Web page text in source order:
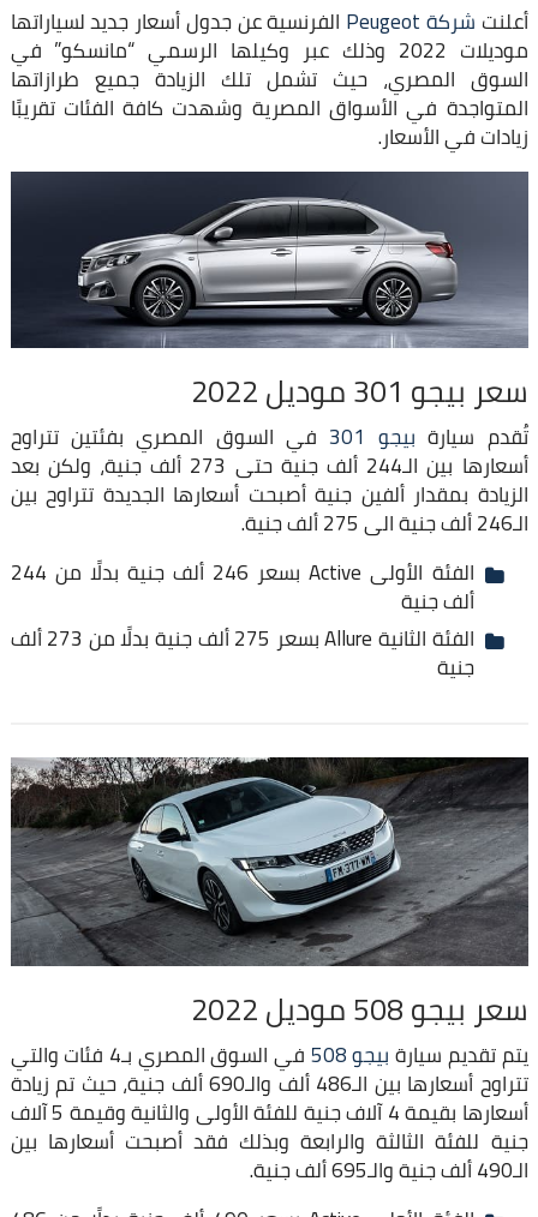
أعلنت شركة Peugeot الفرنسية عن جدول أسعار جديد لسياراتها
موديلات 2022 وذلك عبر وكيلها الرسمي “مانسكو” في
السوق المصري، حيث تشمل تلك الزيادة جميع طرازاتها
المتواجدة في الأسواق المصرية وشهدت كافة الفئات تقريبًا
زيادات في الأسعار.
سعر بيجو 301 موديل 2022
تُقدم سيارة بيجو 301 في السوق المصري بفئتين تتراوح
أسعارها بين الـ244 ألف جنية حتى 273 ألف جنية، ولكن بعد
الزيادة بمقدار ألفين جنية أصبحت أسعارها الجديدة تتراوح بين
الـ246 ألف جنية الى 275 ألف جنية.
الفئة الأولى Active بسعر 246 ألف جنية بدلًا من 244
ألف جنية
الفئة الثانية Allure بسعر 275 ألف جنية بدلًا من 273 ألف
جنية
سعر بيجو 508 موديل 2022
يتم تقديم سيارةبيجو 508 في السوق المصري بـ4 فئات والتي
تتراوح أسعارها بين الـ486 ألف والـ690 ألف جنية، حيث تم زيادة
أسعارها بقيمة 4 آلاف جنية للفئة الأولى والثانية وقيمة 5 آلاف
جنية للفئة الثالثة والرابعة وبذلك فقد أصبحت أسعارها بين
الـ490 ألف جنية والـ695 ألف جنية.